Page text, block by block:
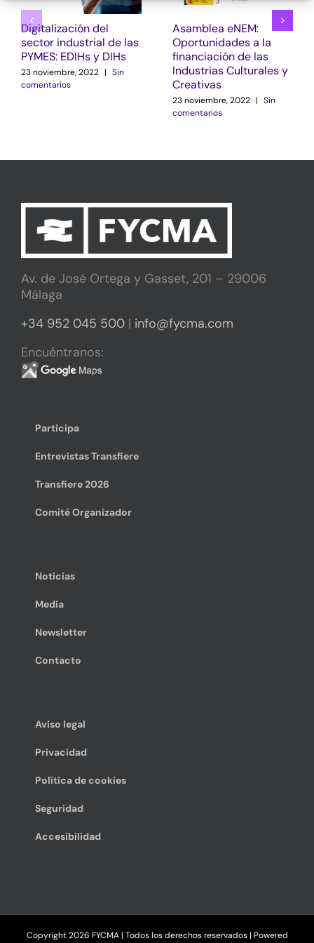
Digitalización del
sector industrial de las
PYMES: EDIHs y DIHs
23 noviembre, 2022 | Sin
comentarios
Asamblea eNEM:
Oportunidades a la
financiación de las
Industrias Culturales y
Creativas
23 noviembre, 2022 | Sin
comentarios
Av. de José Ortega y Gasset, 201 – 29006
Málaga
+34 952 045 500 | info@fycma.com
Encuéntranos:
Participa
Entrevistas Transfiere
Transfiere 2026
Comité Organizador
Noticias
Media
Newsletter
Contacto
Aviso legal
Privacidad
Política de cookies
Seguridad
Accesibilidad
Copyright2026 FYCMA | Todos los derechos reservados | Powered